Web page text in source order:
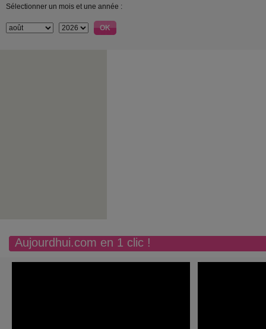
Sélectionner un mois et une année :
Aujourdhui.com en 1 clic !